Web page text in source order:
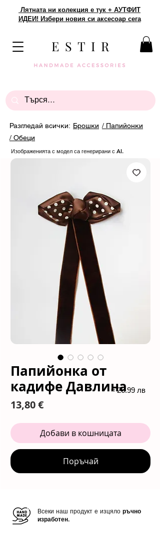
Лятната ни колекция е тук + АУТФИТ
ИДЕИ! Избери новия си аксесоар сега
E S T I R
Разгледай всички: Брошки / Папийонки
/ Обеци
Изображенията с модел са генерирани с AI.
Папийонка от
кадифе Давлина
13,80 €Цена
Добави в кошницата
Поръчай
≈ 26.99 лв
Всеки наш продукт е изцяло ръчно
изработен.